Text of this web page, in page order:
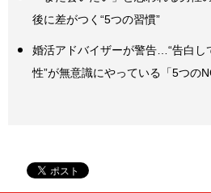
後に差がつく“5つの習慣”
婚活アドバイザーが警告…“告白し
性”が無意識にやっている「5つの